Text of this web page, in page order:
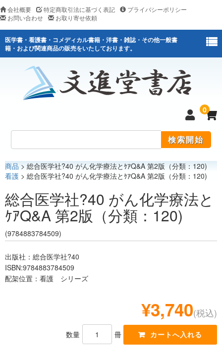
会社概要 特定商取引法に基づく表記
プライバシーポリシー
お問い合わせ
お取り寄せ依頼
医学書・看護書・コメディカル書籍・洋書・雑誌・その他一般書
籍・および関連商品の販売をいたしております。
0
医学
医薬関連
レジデント
商品 > 総合医学社?40 がん化学療法とｹｱQ&A 第2版（分類：120)
看護 > 総合医学社?40 がん化学療法とｹｱQ&A 第2版（分類：120)
総合医学社?40 がん化学療法と
ｹｱQ&A 第2版（分類：120)
(9784883784509)
出版社：総合医学社?40
ISBN:9784883784509
配架位置：看護 シリーズ
¥3,740(税込)
数量 冊